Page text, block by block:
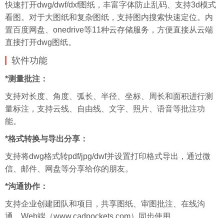
快速打开dwg/dwf/dxf图纸，丰富字体防止乱码、支持3d模式
看图。对于大图纸和复杂图纸，支持图内搜索快速定位。内
置百度网盘、onedrive等11种云存储服务，方便直接从云端
直接打开dwg图纸。
软件功能
*测量批注：
支持对长度、角度、弧长、半径、坐标、周长和面积进行测
量标注，支持云线、自由线、文字、照片、语音等批注功
能。
*格式转换与导出分享：
支持将dwg格式转pdf/jpg/dwf并设置打印格式导出，通过微
信、邮件、网盘等分享给你的朋友。
*沟通协作：
支持企业创建团队和项目，共享图纸、审图批注、在线沟